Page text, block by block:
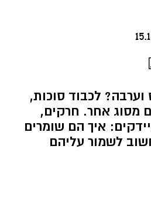
לכבוד סוכות,
מסוג אחר. חרקים,
איך הם שומרים
לשמור עליהם